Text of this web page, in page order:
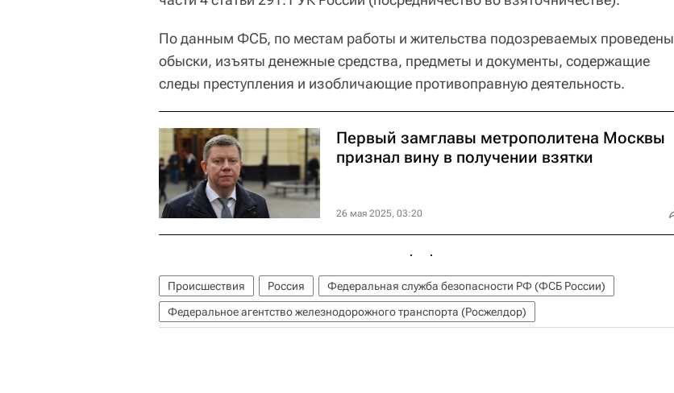
По данным ФСБ, по местам работы и жительства подозреваемых проведены
обыски, изъяты денежные средства, предметы и документы, содержащие
следы преступления и изобличающие противоправную деятельность.
Первый замглавы метрополитена Москвы
признал вину в получении взятки
26 мая 2025, 03:20
Происшествия Россия
Федеральная служба безопасности РФ (ФСБ России)
Федеральное агентство железнодорожного транспорта (Росжелдор)